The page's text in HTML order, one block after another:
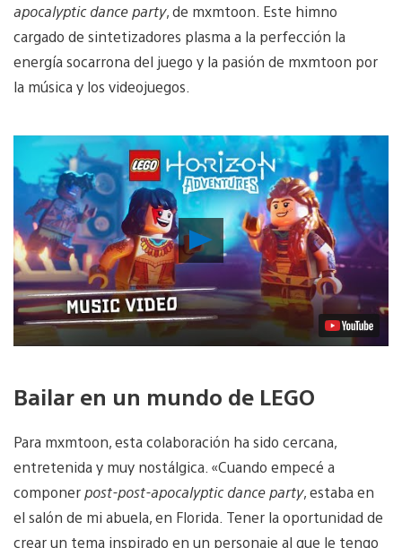
apocalyptic dance party, de mxmtoon. Este himno
cargado de sintetizadores plasma a la perfección la
energía socarrona del juego y la pasión de mxmtoon por
la música y los videojuegos.
Reproducir
vídeo
Bailar en un mundo de LEGO
Para mxmtoon, esta colaboración ha sido cercana,
entretenida y muy nostálgica. «Cuando empecé a
componer post-post-apocalyptic dance party, estaba en
el salón de mi abuela, en Florida. Tener la oportunidad de
crear un tema inspirado en un personaje al que le tengo